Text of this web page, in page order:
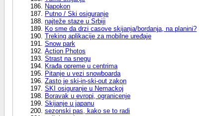
Napokon
Putno / Ski osiguranje
najteže staze u Srbiji
Ko sme da drzi casove skijanja/bordanja, na planini?
Treking aplikacije za mobilne uređaje
Snow park
Action Photos
Strast na snegu
Krađa opreme u centrima
Pitanje u vezi snowboarda
Zasto je ski-in-ski-out zakon
SKI osiguranje u Nemackoj
Boravak u evropi, ogranicenje
Skijanje u japanu
sezonski pas, kako se to radi